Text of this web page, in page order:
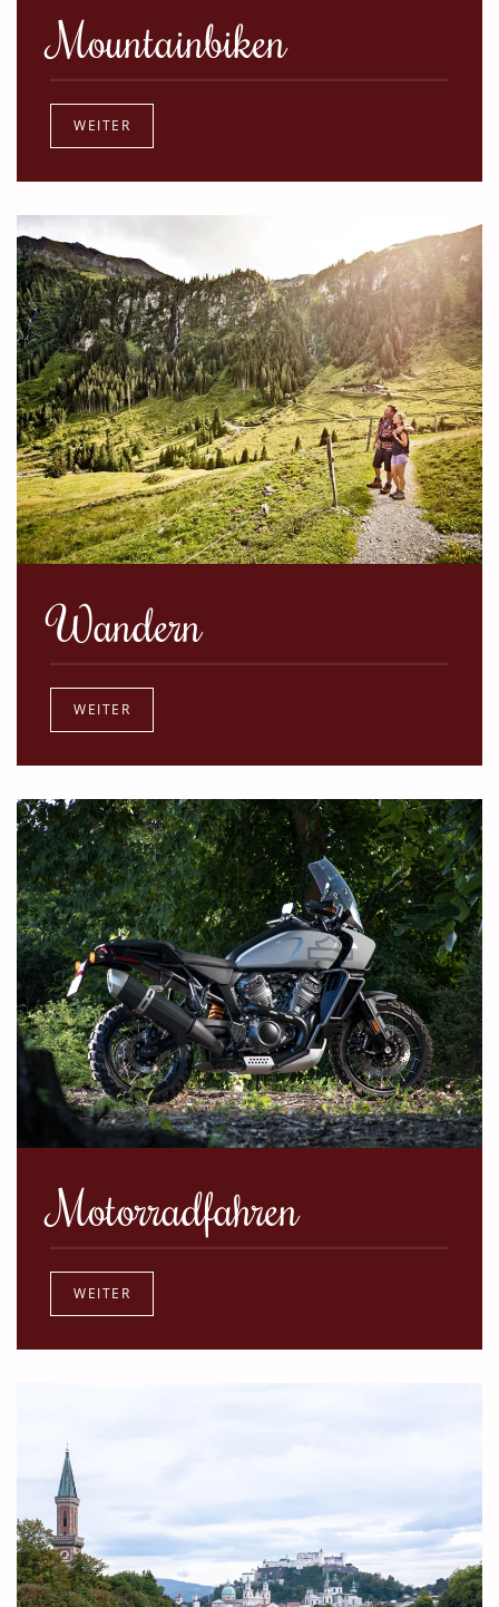
Mountainbiken
WEITER
Wandern
WEITER
Motorradfahren
WEITER